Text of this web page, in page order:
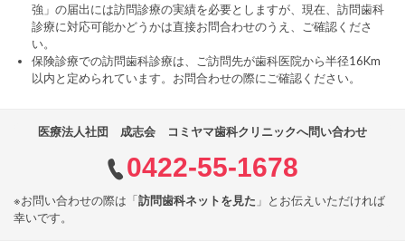
強」の届出には訪問診療の実績を必要としますが、現在、訪問歯科
診療に対応可能かどうかは直接お問合わせのうえ、ご確認くださ
い。
保険診療での訪問歯科診療は、ご訪問先が歯科医院から半径16Km
以内と定められています。お問合わせの際にご確認ください。
医療法人社団 成志会 コミヤマ歯科クリニックへ問い合わせ
0422-55-1678
※お問い合わせの際は「訪問歯科ネットを見た 」とお伝えいただければ
幸いです。